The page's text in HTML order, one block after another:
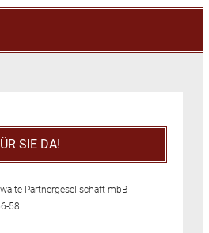
SIE DA!
Partnergesellschaft mbB
58